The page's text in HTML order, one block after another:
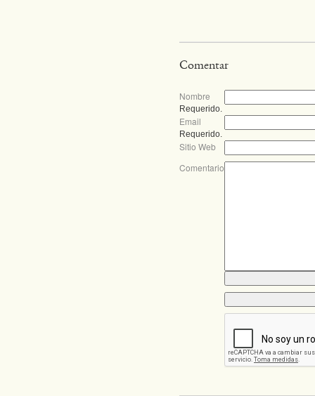
Comentar
Nombre
Requerido.
Email
Requerido.
Sitio Web
Comentario